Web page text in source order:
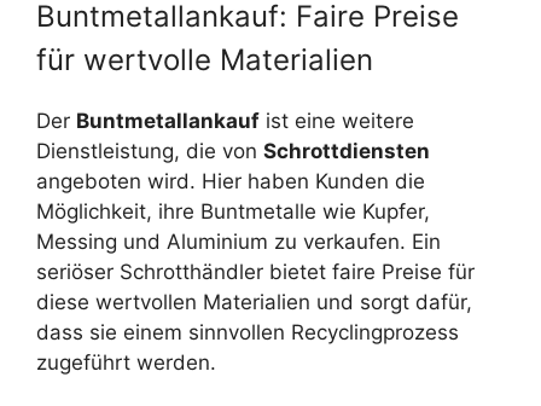
Buntmetallankauf: Faire Preise
für wertvolle Materialien
Der Buntmetallankauf ist eine weitere
Dienstleistung, die von Schrottdiensten
angeboten wird. Hier haben Kunden die
Möglichkeit, ihre Buntmetalle wie Kupfer,
Messing und Aluminium zu verkaufen. Ein
seriöser Schrotthändler bietet faire Preise für
diese wertvollen Materialien und sorgt dafür,
dass sie einem sinnvollen Recyclingprozess
zugeführt werden.